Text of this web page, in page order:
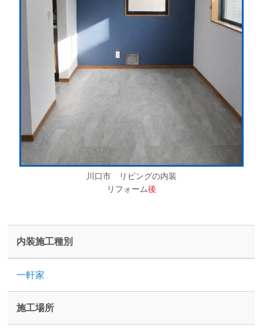
川口市 リビングの内装
リフォーム後
内装施工種別
一軒家
施工場所